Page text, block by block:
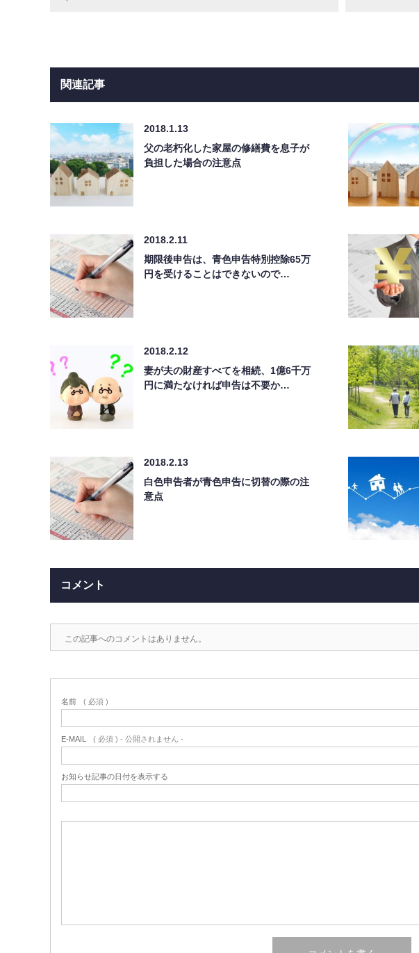
関連記事
2018.1.13
父の老朽化した家屋の修繕費を息子が
負担した場合の注意点
2018.2.11
期限後申告は、青色申告特別控除65万
円を受けることはできないので…
2018.2.12
妻が夫の財産すべてを相続、1億6千万
円に満たなければ申告は不要か…
2018.2.13
白色申告者が青色申告に切替の際の注
意点
コメント
この記事へのコメントはありません。
名前 ( 必須 )
E-MAIL ( 必須 ) - 公開されません -
お知らせ記事の日付を表示する